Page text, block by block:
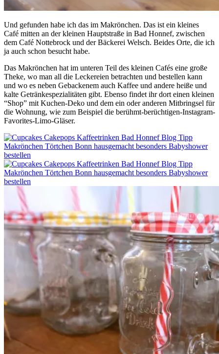
Und gefunden habe ich das im Makrönchen. Das ist ein kleines
Café mitten an der kleinen Hauptstraße in Bad Honnef, zwischen
dem Café Nottebrock und der Bäckerei Welsch. Beides Orte, die ich
ja auch schon besucht habe.
Das Makrönchen hat im unteren Teil des kleinen Cafés eine große
Theke, wo man all die Leckereien betrachten und bestellen kann
und wo es neben Gebackenem auch Kaffee und andere heiße und
kalte Getränkespezialitäten gibt. Ebenso findet ihr dort einen kleinen
“Shop” mit Kuchen-Deko und dem ein oder anderen Mitbringsel für
die Wohnung, wie zum Beispiel die berühmt-berüchtigen-Instagram-
Favorites-Limo-Gläser.